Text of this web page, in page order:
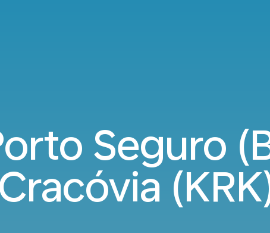
Seguro
Cracóvia